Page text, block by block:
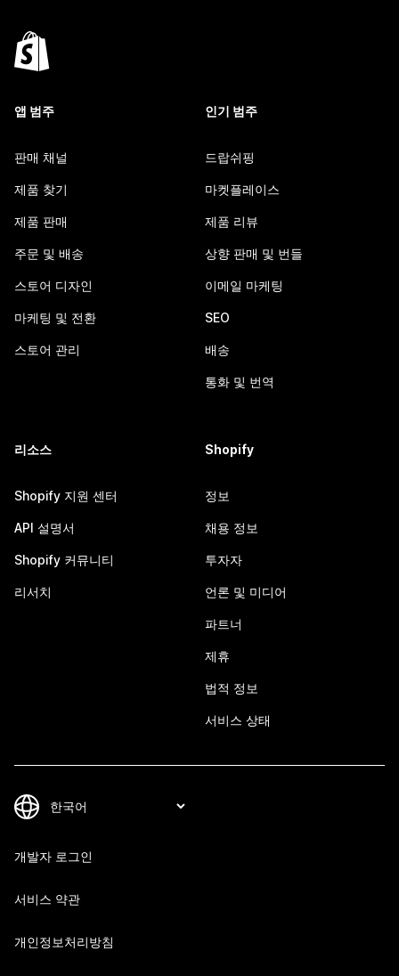
앱 범주
판매 채널
제품 찾기
제품 판매
주문 및 배송
스토어 디자인
마케팅 및 전환
스토어 관리
인기 범주
드랍쉬핑
마켓플레이스
제품 리뷰
상향 판매 및 번들
이메일 마케팅
SEO
배송
통화 및 번역
리소스
Shopify 지원 센터
API 설명서
Shopify 커뮤니티
리서치
Shopify
정보
채용 정보
투자자
언론 및 미디어
파트너
제휴
법적 정보
서비스 상태
개발자 로그인
서비스 약관
개인정보처리방침